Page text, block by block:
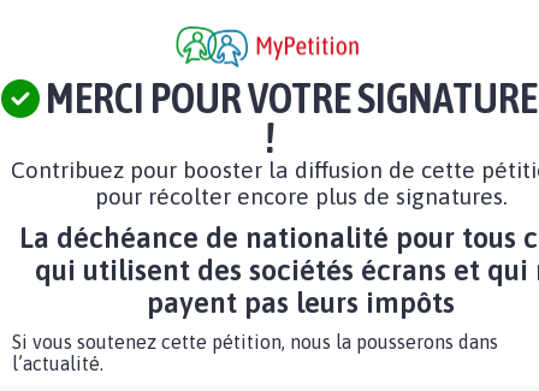
MERCI POUR VOTRE SIGNATURE
!
Contribuez pour booster la diffusion de cette
pour récolter encore plus de signatures.
La déchéance de nationalité pour tous
qui utilisent des sociétés écrans et qui
payent pas leurs impôts
Si vous soutenez cette pétition, nous la pousserons dans
l’actualité.